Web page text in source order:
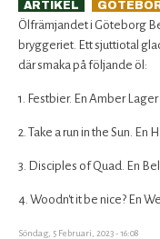
ARTIKEL
Ölfrämjandet i Göteborg
bryggeriet. Ett sjuttiotal
där smaka på följande öl:
1. Festbier. En Amber Lager
2. Take a run in the Sun. En
3. Disciples of Quad. En
4. Woodn't it be nice? En
Söndag, 5 Februari, 2023 - 16:08